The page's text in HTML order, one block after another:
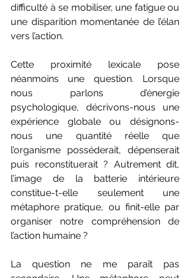
difficulté à se mobiliser, une fatigue ou
une disparition momentanée de l’élan
vers l’action.
Cette proximité lexicale pose
néanmoins une question. Lorsque
nous parlons d’énergie
psychologique, décrivons-nous une
expérience globale ou désignons-
nous une quantité réelle que
l’organisme posséderait, dépenserait
puis reconstituerait ? Autrement dit,
l’image de la batterie intérieure
constitue-t-elle seulement une
métaphore pratique, ou finit-elle par
organiser notre compréhension de
l’action humaine ?
La question ne me paraît pas